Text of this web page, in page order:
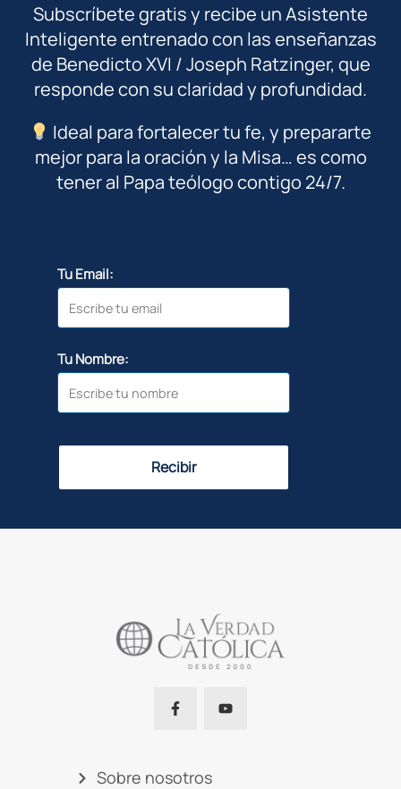
Subscríbete gratis y recibe un Asistente
Inteligente entrenado con las enseñanzas
de Benedicto XVI / Joseph Ratzinger, que
responde con su claridad y profundidad.
Ideal para fortalecer tu fe, y prepararte
mejor para la oración y la Misa… es como
tener al Papa teólogo contigo 24/7.
Tu Email:
Tu Nombre:
Recibir
Sobre nosotros